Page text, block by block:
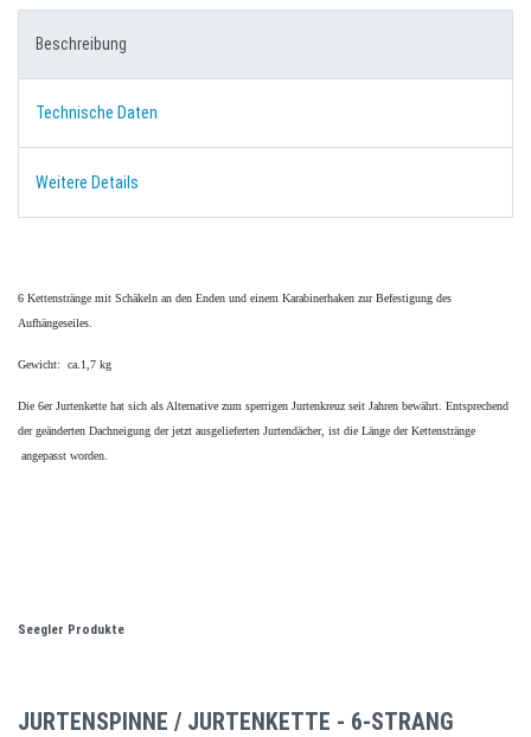
Beschreibung
Technische Daten
Weitere Details
6 Kettenstränge mit Schäkeln an den Enden und einem Karabinerhaken zur Befestigung des
Aufhängeseiles.
Gewicht: ca.1,7 kg
Die 6er Jurtenkette hat sich als Alternative zum sperrigen Jurtenkreuz seit Jahren bewährt. Entsprechend
der geänderten Dachneigung der jetzt ausgelieferten Jurtendächer, ist die Länge der Kettenstränge
angepasst worden.
Seegler Produkte
JURTENSPINNE / JURTENKETTE - 6-STRANG